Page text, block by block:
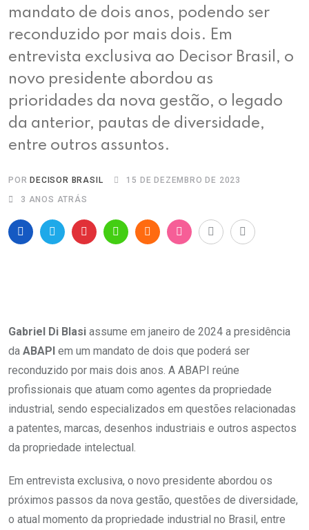
mandato de dois anos, podendo ser
reconduzido por mais dois. Em
entrevista exclusiva ao Decisor Brasil, o
novo presidente abordou as
prioridades da nova gestão, o legado
da anterior, pautas de diversidade,
entre outros assuntos.
POR DECISOR BRASIL
15 DE DEZEMBRO DE 2023
3 ANOS ATRÁS
Gabriel Di Blasi assume em janeiro de 2024 a presidência
da ABAPI em um mandato de dois que poderá ser
reconduzido por mais dois anos. A ABAPI reúne
profissionais que atuam como agentes da propriedade
industrial, sendo especializados em questões relacionadas
a patentes, marcas, desenhos industriais e outros aspectos
da propriedade intelectual.
Em entrevista exclusiva, o novo presidente abordou os
próximos passos da nova gestão, questões de diversidade,
o atual momento da propriedade industrial no Brasil, entre